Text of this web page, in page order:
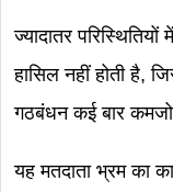
ज्यादातर
हासिल नहीं होती है,
गठबंधन कई बार
यह मतदाता भ्रम का